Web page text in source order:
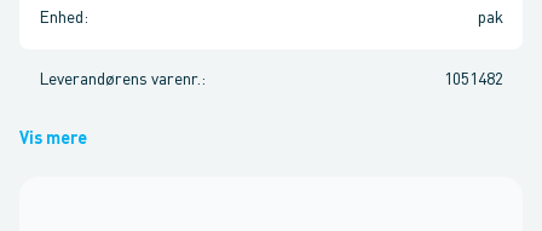
Enhed : pak
Leverandørens varenr. : 1051482
Vis mere